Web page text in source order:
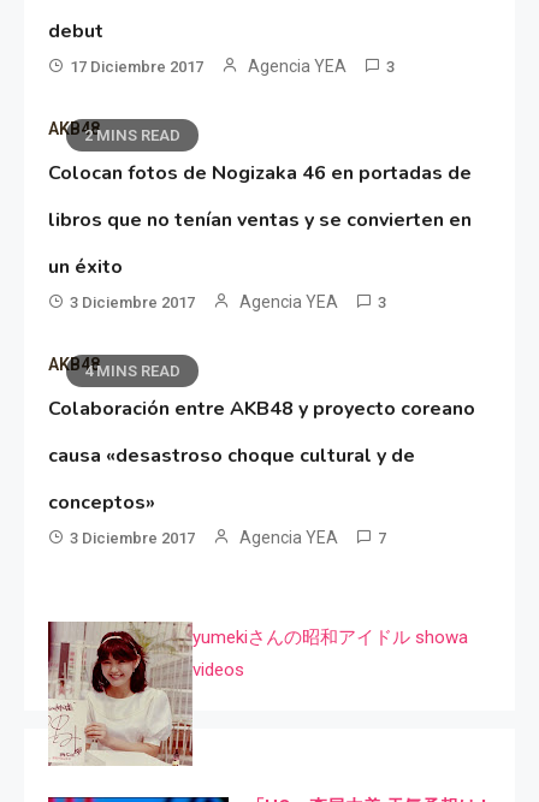
debut
17 Diciembre 2017 Agencia YEA 3
2 MINS READ
AKB48
Colocan fotos de Nogizaka 46 en portadas de
libros que no tenían ventas y se convierten en
un éxito
3 Diciembre 2017 Agencia YEA 3
4 MINS READ
AKB48
Colaboración entre AKB48 y proyecto coreano
causa «desastroso choque cultural y de
conceptos»
3 Diciembre 2017 Agencia YEA 7
yumekiさんの昭和アイドル showa
videos